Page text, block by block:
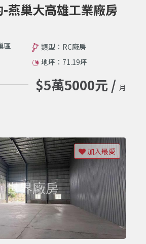
燕巢大高雄工業廠房
區
類型：RC廠房
地坪：71.19坪
$5萬5000元 / 月
加入最愛